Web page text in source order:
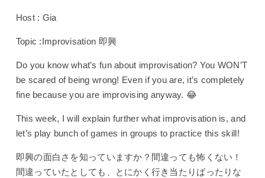
Host : Gia
Topic :Improvisation 即興
Do you know what’s fun about improvisation? You WON’T
be scared of being wrong! Even if you are, it’s completely
fine because you are improvising anyway. 😂
This week, I will explain further what improvisation is, and
let’s play bunch of games in groups to practice this skill!
即興の面白さを知っていますか？間違っても怖くない！
間違っていたとしても、とにかく行き当たりばったりな